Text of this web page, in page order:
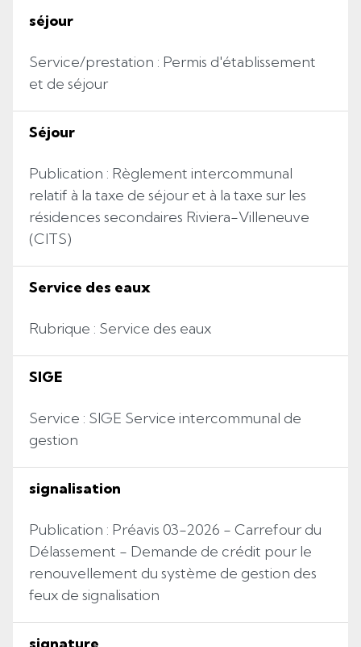
séjour
Service/prestation : Permis d'établissement
et de séjour
Séjour
Publication : Règlement intercommunal
relatif à la taxe de séjour et à la taxe sur les
résidences secondaires Riviera-Villeneuve
(CITS)
Service des eaux
Rubrique : Service des eaux
SIGE
Service : SIGE Service intercommunal de
gestion
signalisation
Publication : Préavis 03-2026 - Carrefour du
Délassement - Demande de crédit pour le
renouvellement du système de gestion des
feux de signalisation